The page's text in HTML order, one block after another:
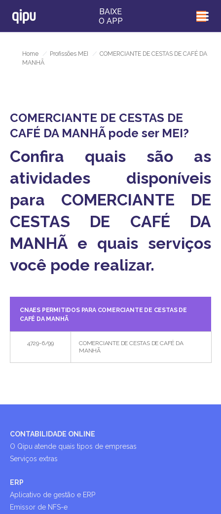
Home / Profissões MEI / COMERCIANTE DE CESTAS DE CAFÉ DA
MANHÃ
BAIXE
O APP
COMERCIANTE DE CESTAS DE
CAFÉ DA MANHÃ pode ser MEI?
Confira quais são as
atividades disponíveis
para COMERCIANTE DE
CESTAS DE CAFÉ DA
MANHÃ e quais serviços
você pode realizar.
CNAES PERMITIDOS PARA COMERCIANTE DE CESTAS DE
CAFÉ DA MANHÃ
4729-6/99
COMERCIANTE DE CESTAS DE CAFÉ DA
MANHÃ
CONTABILIDADE ONLINE
O Qipu atende quais tipos de empresas
Serviços extras
ERP
Aplicativo de gestão e ERP
Emissor de NFS-e